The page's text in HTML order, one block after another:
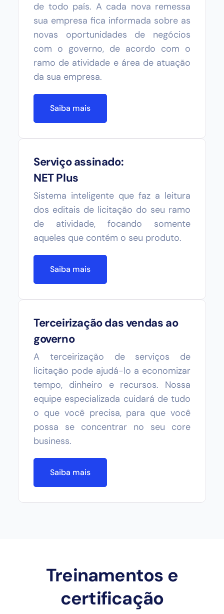
de todo país. A cada nova remessa
sua empresa fica informada sobre as
novas oportunidades de negócios
com o governo, de acordo com o
ramo de atividade e área de atuação
da sua empresa.
Saiba mais
Serviço assinado:
NET Plus
Sistema inteligente que faz a leitura
dos editais de licitação do seu ramo
de atividade, focando somente
aqueles que contém o seu produto.
Saiba mais
Terceirização das vendas ao
governo
A terceirização de serviços de
licitação pode ajudá-lo a economizar
tempo, dinheiro e recursos. Nossa
equipe especializada cuidará de tudo
o que você precisa, para que você
possa se concentrar no seu core
business.
Saiba mais
Treinamentos e
certificação